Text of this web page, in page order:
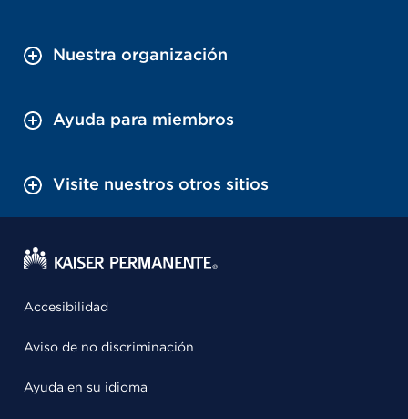
Nuestra organización
Ayuda para miembros
Visite nuestros otros sitios
Accesibilidad
Aviso de no discriminación
Ayuda en su idioma